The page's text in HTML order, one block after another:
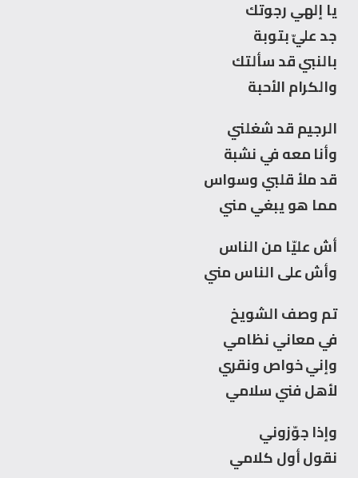
يا إلهي رجوتك
جد عليّ بتوبة
بالنبي قد سألتك
والكرام الأحبة
الرجيم قد شغلني
وأنا معه في نشبة
قد ملأ قلبي وسواس
مما هو يبغي مني
أش عليّا من الناس
وأش على الناس مني
تم وصف الشويخ
في معاني نظامي
وإني خواص ونقري
لأهل فني سلامي
وإذا جوّزوني
نقول أول كلامي